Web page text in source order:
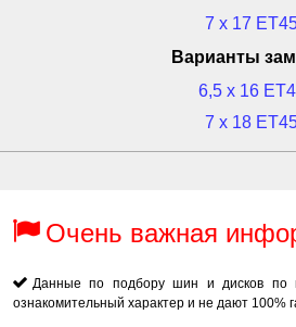
7 x 17
Варианты
6,5 x 16
7 x 18
Очень важная
Данные по подбору шин и дисков по
ознакомительный характер и не дают 100%